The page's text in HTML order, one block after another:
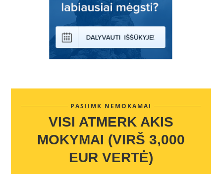
PASIIMK NEMOKAMAI
VISI ATMERK AKIS
MOKYMAI (VIRŠ 3,000
EUR VERTĖ)